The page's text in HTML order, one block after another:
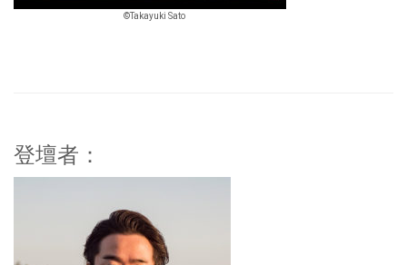
©Takayuki Sato
登壇者：